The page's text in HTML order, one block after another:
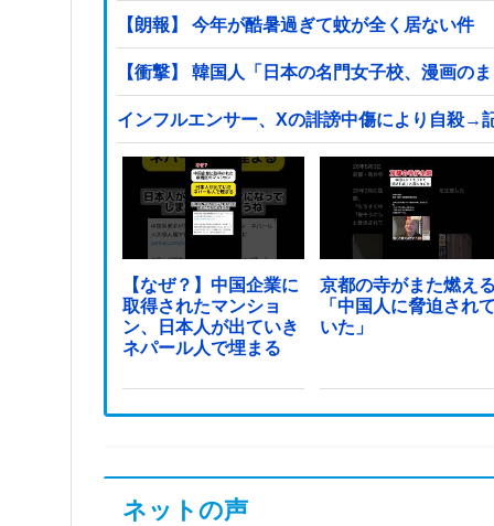
【朗報】 今年が酷暑過ぎて蚊が全く居ない件
【衝撃】 韓国人「日本の名門女子校、漫画の
インフルエンサー、Xの誹謗中傷により自殺→
【なぜ？】中国企業に
取得されたマンショ
ン、日本人が出ていき
ネパール人で埋まる
京都の寺がまた燃え
「中国人に脅迫され
いた」
ネットの声